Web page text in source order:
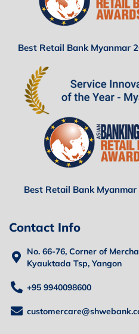
Best Retail Bank Myanmar
Best Retail Bank
Contact Info
No. 66-76, Corner of
Kyauktada Tsp, Yangon
+95 9940098600